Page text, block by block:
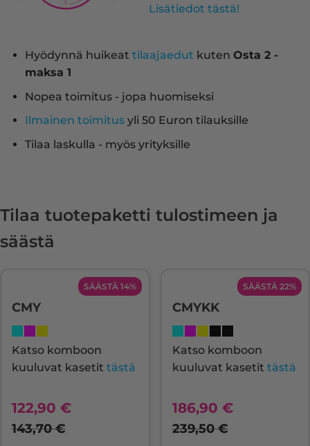
Lisätiedot tästä!
Hyödynnä huikeat tilaajaedut kuten Osta 2 -
maksa 1
Nopea toimitus - jopa huomiseksi
Ilmainen toimitusyli 50 Euron tilauksille
Tilaa laskulla - myös yrityksille
Tilaa tuotepaketti tulostimeen ja
säästä
SÄÄSTÄ 14%
CMY
Katso komboon
kuuluvat kasetit tästä
122,90 €
143,70€
SÄÄSTÄ 22%
CMYKK
Katso komboon
kuuluvat kasetit tästä
186,90 €
239,50€